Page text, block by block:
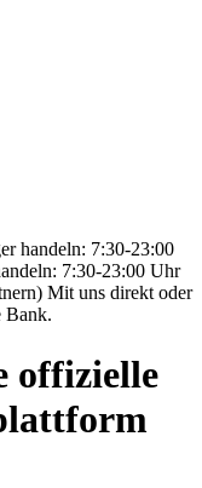
handeln: 7:30-23:00
7:30-23:00 Uhr
Mit uns direkt oder
Bank.
offizielle